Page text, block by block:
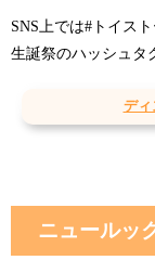
SNS上では#トイス
生誕祭のハッシュタ
ディ
ニュールッ